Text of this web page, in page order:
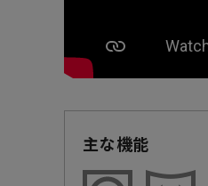
主な機能